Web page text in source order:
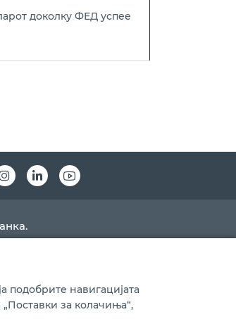
доколку ФЕД успее
Instagram
LinkedInYoutube
подобрите навигацијата
за колачиња“,